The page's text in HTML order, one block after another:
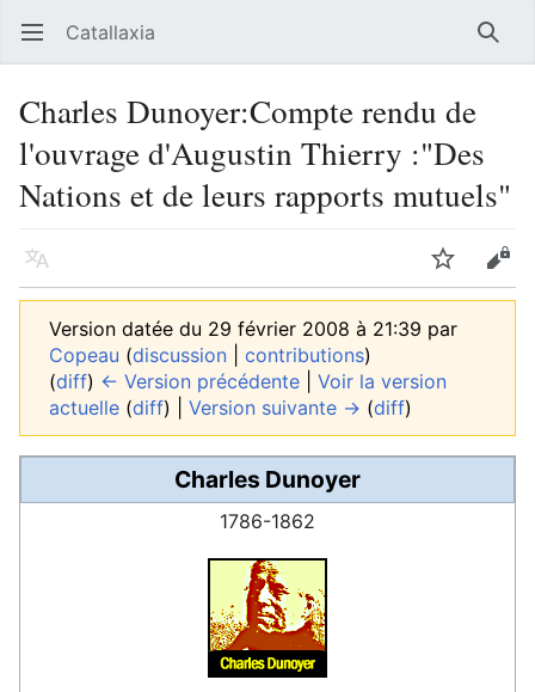
Ouvrir le menu principal Catallaxia
Charles Dunoyer:Compte rendu de
l'ouvrage d'Augustin Thierry :"Des
Nations et de leurs rapports mutuels"
Langue Suivre
Version datée du 29 février 2008 à 21:39 par
Copeau (discussion contributions)
(diff) ← Version précédente
Voir la version
actuelle (diff) | Version suivante → (diff)
Charles Dunoyer
1786-1862